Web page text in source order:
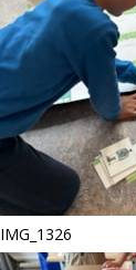
IMG_1326